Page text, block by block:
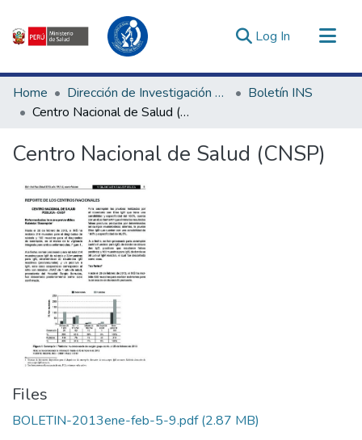
Log In (current)
Communities & Collections
All of DSpace
Estadísticas Externas
Enlaces de interés ▾
Home Dirección de Investigación e Innovación en Salud
Boletín INS
Centro Nacional de Salud (CNSP)
Centro Nacional de Salud (CNSP)
Files
BOLETIN-2013ene-feb-5-9.pdf(2.87 MB)